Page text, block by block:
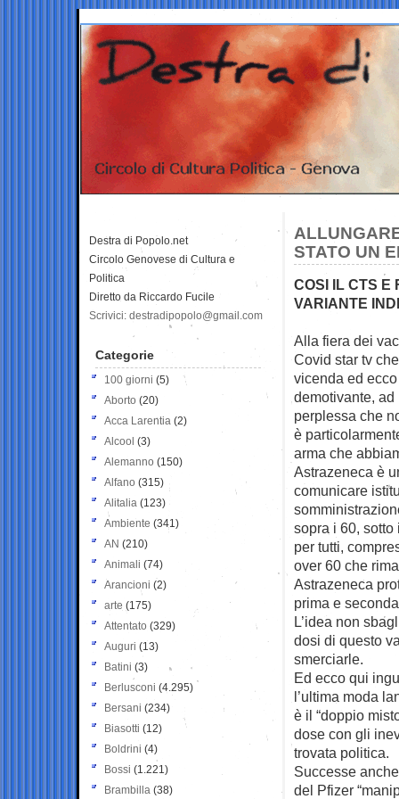
STATO UN
COSI IL CTS E
VARIANTE
Alla fiera dei
Covid star tv
vicenda ed
demotivante,
perplessa che
è
arma che
Astrazeneca è
comunicare
sopra i 60, sotto
per tutti,
over 60 che
Astrazeneca
prima e
L’idea non
dosi di questo
smerciarle.
Ed ecco qui
l’ultima moda
è il “doppio
dose con gli
trovata politica.
Successe
del Pfizer
Destra di Popolo.net
Circolo Genovese di Cultura e
Politica
Diretto da Riccardo Fucile
Scrivici: destradipopolo@gmail.com
Categorie
100 giorni (5)
Aborto (20)
Acca Larentia (2)
Alcool (3)
Alemanno (150)
Alfano (315)
Alitalia (123)
Ambiente (341)
AN (210)
Animali (74)
Arancioni (2)
arte (175)
Attentato (329)
Auguri (13)
Batini (3)
Berlusconi (4.295)
Bersani (234)
Biasotti (12)
Boldrini (4)
Bossi (1.221)
Brambilla (38)